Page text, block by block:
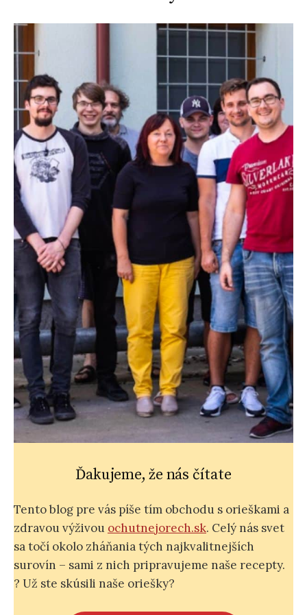
Ďakujeme, že nás čítate
Tento blog pre vás píše tím obchodu s orieškami a
zdravou výživou ochutnejorech.sk. Celý nás svet
sa točí okolo zháňania tých najkvalitnejších
surovín – sami z nich pripravujeme naše recepty.
? Už ste skúsili naše oriešky?